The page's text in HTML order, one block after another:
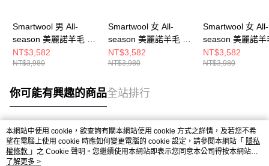
Smartwool 男 All-
season 美麗諾羊毛 內
著 長袖上衣 暮藍
NT$3,582
NT$3,980
Smartwool 女 All-
season 美麗諾羊毛 內
著 長袖上衣 茄子色
NT$3,582
NT$3,980
Smartwool 女 All-
season 美麗諾羊
著 長袖上衣 暮光
NT$3,582
NT$3,980
你可能有興趣的商品全站排行
熱門標籤
本網站中使用 cookie，欲查詢有關本網站使用 cookie 方式之詳情，及若您不希
望在電腦上使用 cookie 時應如何變更電腦的 cookie 設定，請參閱本網站「 隱私
權條款 」之 Cookie 聲明。您繼續使用本網站即表示您同意本公司得按本網站使
用條款之 Cookie 聲明使用 cookie。
了解更多 >